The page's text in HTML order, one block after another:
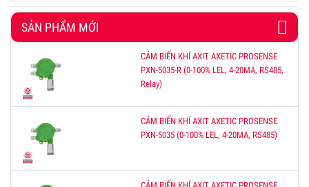
SẢN PHẨM MỚI
CẢM BIẾN KHÍ AXIT AXETIC PROSENSE
PXN-5035-R (0-100% LEL, 4-20MA, RS485,
Relay)
CẢM BIẾN KHÍ AXIT AXETIC PROSENSE
PXN-5035 (0-100% LEL, 4-20MA, RS485)